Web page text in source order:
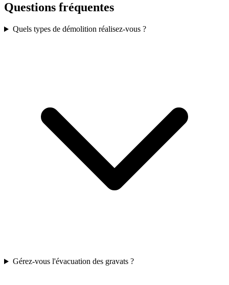
Questions fréquentes
Quels types de démolition réalisez-vous ?
Gérez-vous l'évacuation des gravats ?